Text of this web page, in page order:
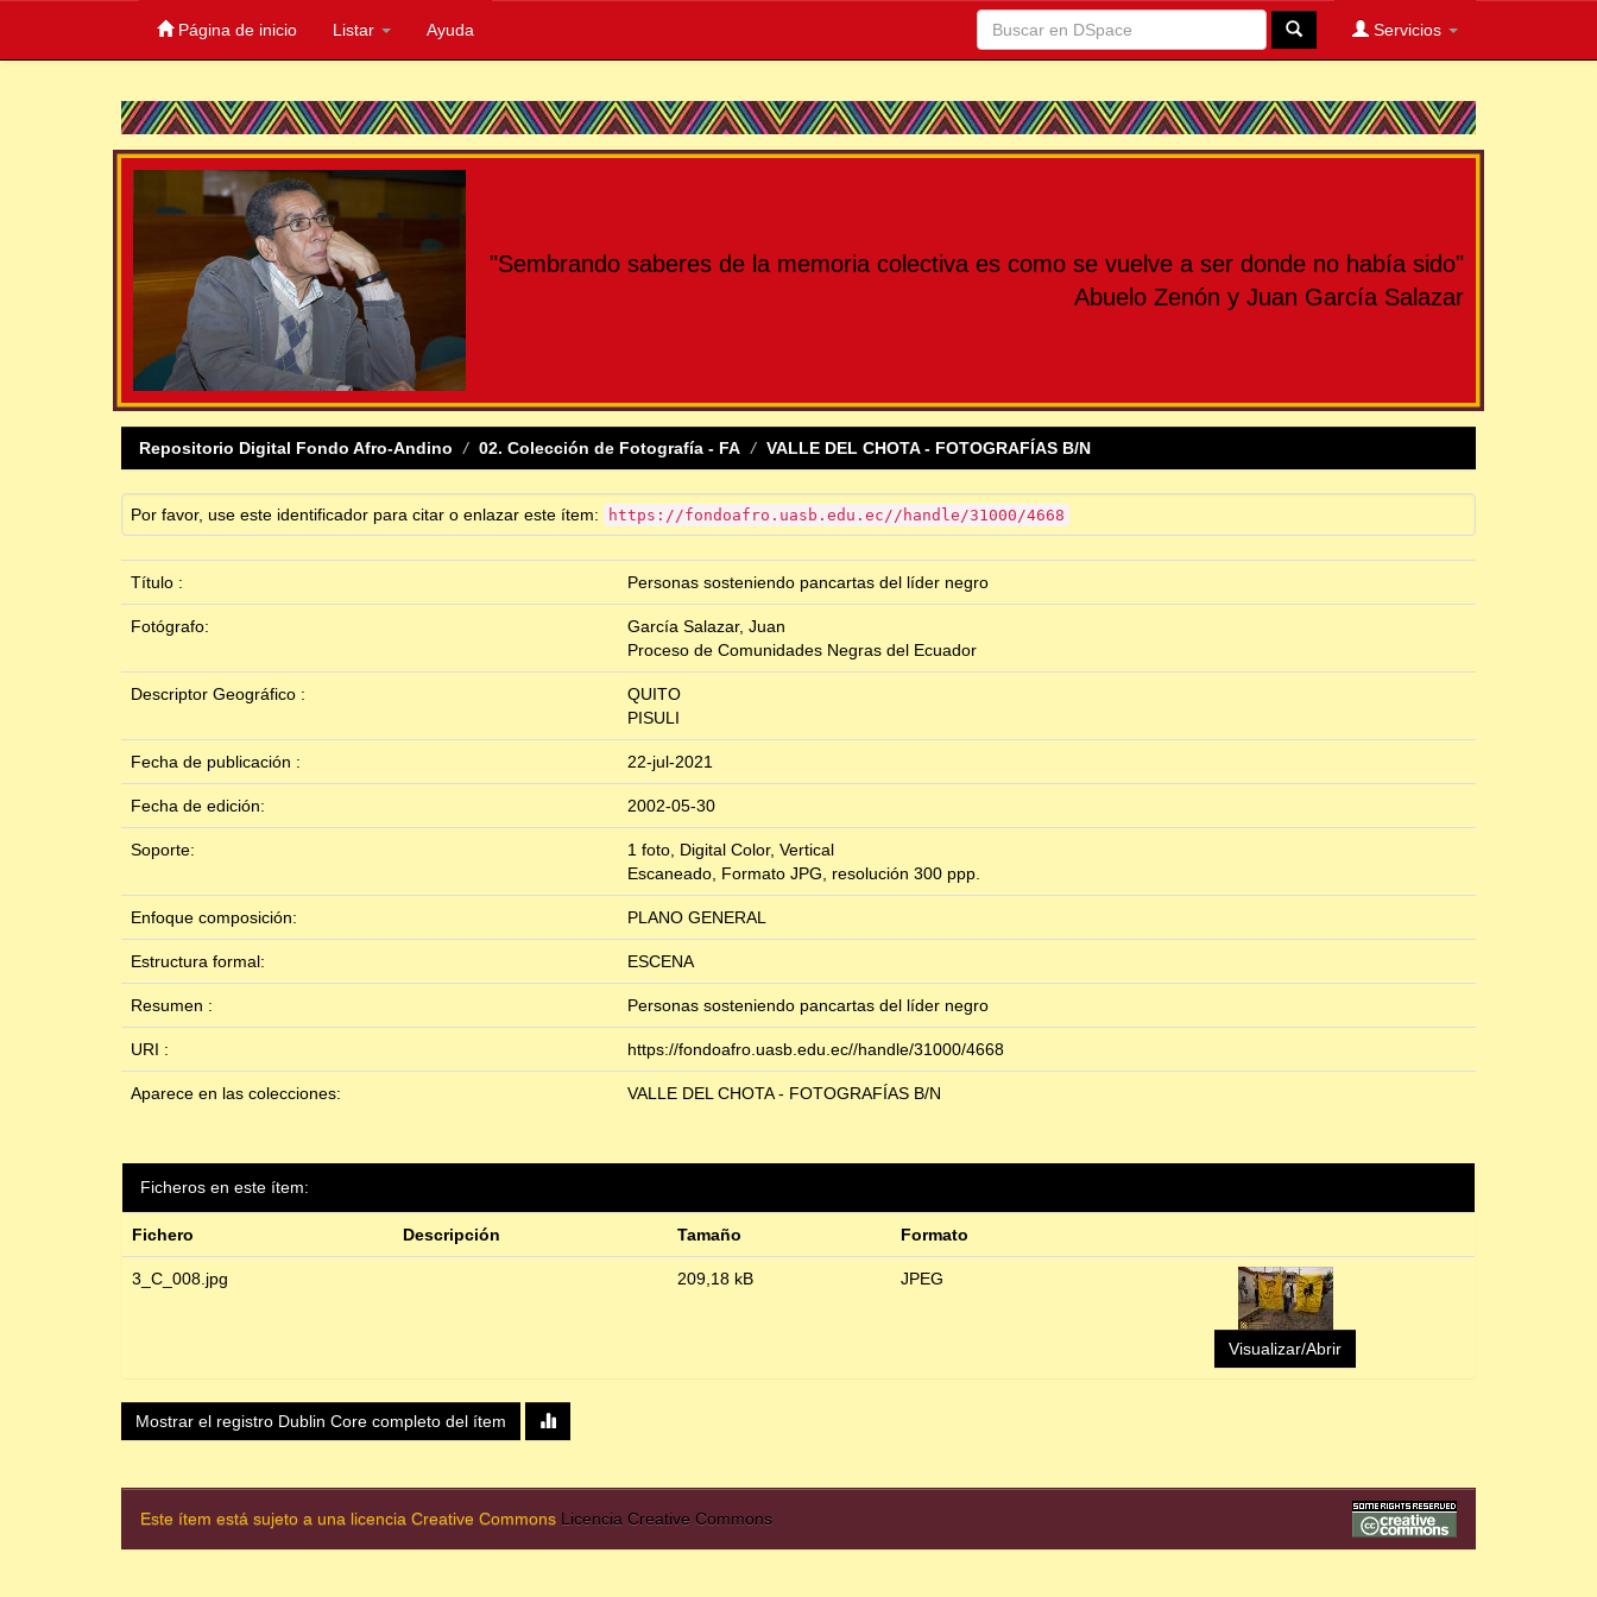
Página de inicio Listar Ayuda Servicios
"Sembrando saberes de la memoria colectiva es como se vuelve a ser donde no había sido"
Abuelo Zenón y Juan García Salazar
Repositorio Digital Fondo Afro-Andino 02. Colección de Fotografía - FA VALLE DEL CHOTA - FOTOGRAFÍAS B/N
Por favor, use este identificador para citar o enlazar este ítem: https://fondoafro.uasb.edu.ec//handle/31000/4668
Título : Personas sosteniendo pancartas del líder negro
Fotógrafo:
García Salazar, Juan
Proceso de Comunidades Negras del Ecuador
Descriptor Geográfico :
QUITO
PISULI
Fecha de publicación : 22-jul-2021
Fecha de edición: 2002-05-30
Soporte:
1 foto, Digital Color, Vertical
Escaneado, Formato JPG, resolución 300 ppp.
Enfoque composición: PLANO GENERAL
Estructura formal: ESCENA
Resumen : Personas sosteniendo pancartas del líder negro
URI : https://fondoafro.uasb.edu.ec//handle/31000/4668
Aparece en las colecciones: VALLE DEL CHOTA - FOTOGRAFÍAS B/N
Ficheros en este ítem:
Fichero Descripción Tamaño Formato
3_C_008.jpg 209,18 kB JPEG
Visualizar/Abrir
Mostrar el registro Dublin Core completo del ítem
Este ítem está sujeto a una licencia Creative Commons Licencia Creative Commons